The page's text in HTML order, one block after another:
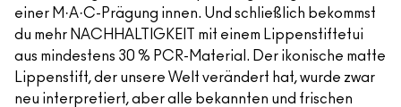
einer M·A·C-Prägung innen. Und schließlich bekommst
du mehr NACHHALTIGKEIT mit einem Lippenstiftetui
aus mindestens 30 % PCR-Material. Der ikonische matte
Lippenstift, der unsere Welt verändert hat, wurde zwar
neu interpretiert, aber alle bekannten und frischen